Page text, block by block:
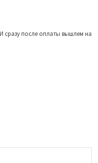
сразу после оплаты вышлем на